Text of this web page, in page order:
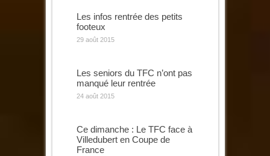
Les infos rentrée des petits
footeux
29 août 2015
Les seniors du TFC n’ont pas
manqué leur rentrée
24 août 2015
Ce dimanche : Le TFC face à
Villedubert en Coupe de
France